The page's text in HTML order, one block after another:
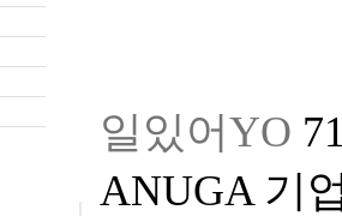
일있어YO
ANUGA 기